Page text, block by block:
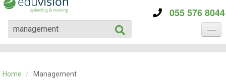
055 576 8044
CATEGORIE
Home / Management